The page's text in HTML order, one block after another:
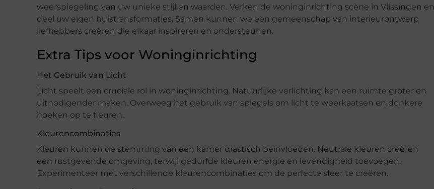
weerspiegeling van uw unieke stijl en waarden. Verken de woninginrichting scène in Vlissingen en
deel uw eigen huistransformaties. Samen kunnen we een gemeenschap van interieurontwerp
liefhebbers creëren die elkaar inspireren en ondersteunen.
Extra Tips voor Woninginrichting
Het Gebruik van Licht
Licht speelt een cruciale rol in woninginrichting. Natuurlijke verlichting kan een ruimte groter en
uitnodigender maken. Overweeg het gebruik van spiegels om licht te weerkaatsen en donkere
hoeken op te fleuren.
Kleurencombinaties
Kleuren kunnen de stemming van een kamer drastisch beïnvloeden. Neutrale kleuren creëren
een rustgevende omgeving, terwijl gedurfde kleuren energie en levendigheid toevoegen.
Experimenteer met verschillende kleurencombinaties om de perfecte sfeer te creëren.